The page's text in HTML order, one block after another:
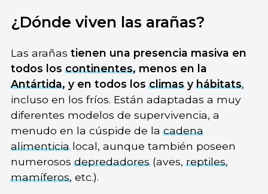
¿Dónde viven las arañas?
Las arañas tienen una presencia masiva en
todos loscontinentes, menos en la
Antártida, y en todos losclimasyhábitats,
incluso en los fríos. Están adaptadas a muy
diferentes modelos de supervivencia, a
menudo en la cúspide de lacadena
alimenticialocal, aunque también poseen
numerososdepredadores(aves,reptiles,
mamíferos, etc.).